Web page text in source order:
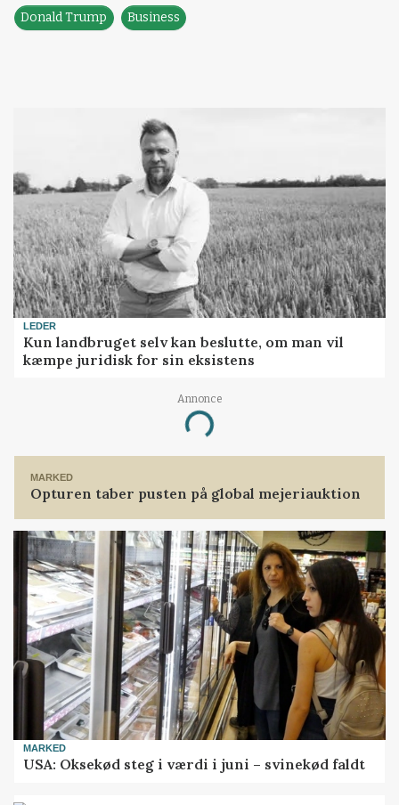
Donald Trump Business
LEDER
Kun landbruget selv kan beslutte, om man vil
kæmpe juridisk for sin eksistens
Annonce
Loading...
MARKED
Opturen taber pusten på global mejeriauktion
MARKED
USA: Oksekød steg i værdi i juni – svinekød faldt